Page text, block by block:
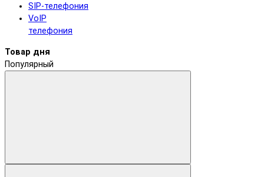
SIP-телефония
VoIP
телефония
Товар дня
Популярный